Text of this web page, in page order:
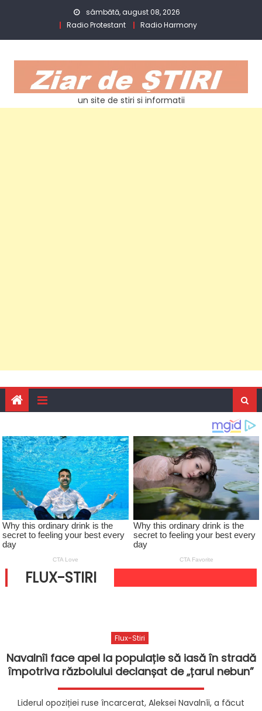
sâmbătă, august 08, 2026
Radio Protestant
Radio Harmony
un site de stiri si informatii
FLUX-STIRI
Flux-Stiri
Navalnîi face apel la populație să iasă în stradă
împotriva războiului declanșat de „țarul nebun”
Liderul opoziției ruse încarcerat, Aleksei Navalnîi, a făcut